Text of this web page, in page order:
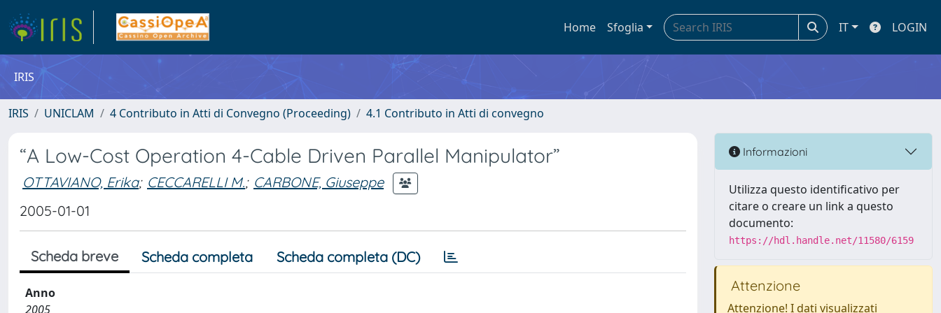
Home Sfoglia IT LOGIN
IRIS
IRIS UNICLAM 4 Contributo in Atti di Convegno (Proceeding) 4.1 Contributo in Atti di convegno
“A Low-Cost Operation 4-Cable Driven Parallel Manipulator”
OTTAVIANO, Erika; CECCARELLI M.; CARBONE, Giuseppe
2005-01-01
Scheda breve Scheda completa Scheda completa (DC)
Anno
2005
Informazioni
Utilizza questo identificativo per
citare o creare un link a questo
documento:
https://hdl.handle.net/11580/6159
Attenzione
Attenzione! I dati visualizzati